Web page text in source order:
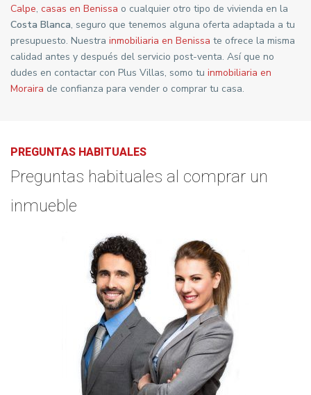
Calpe, casas en Benissa o cualquier otro tipo de vivienda en la
Costa Blanca, seguro que tenemos alguna oferta adaptada a tu
presupuesto. Nuestra inmobiliaria en Benissa te ofrece la misma
calidad antes y después del servicio post-venta. Así que no
dudes en contactar con Plus Villas, somo tu inmobiliaria en
Moraira de confianza para vender o comprar tu casa.
PREGUNTAS HABITUALES
Preguntas habituales al comprar un
inmueble